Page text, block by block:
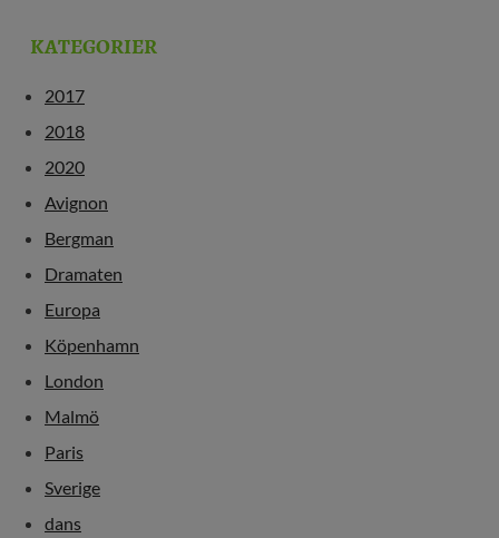
KATEGORIER
2017
2018
2020
Avignon
Bergman
Dramaten
Europa
Köpenhamn
London
Malmö
Paris
Sverige
dans